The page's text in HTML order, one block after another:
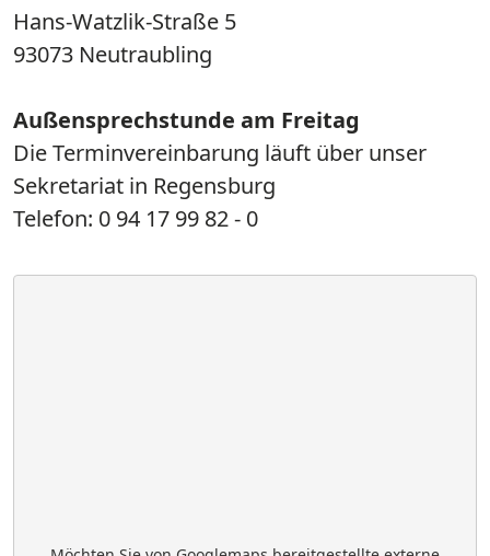
Hans-Watzlik-Straße 5
93073 Neutraubling
Außensprechstunde am Freitag
Die Terminvereinbarung läuft über unser
Sekretariat in Regensburg
Telefon: 0 94 17 99 82 - 0